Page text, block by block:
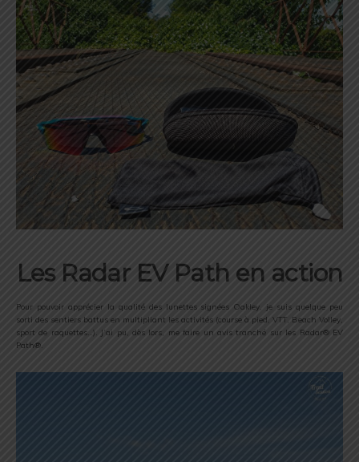
Les Radar EV Path en action
Pour pouvoir apprécier la qualité des lunettes signées Oakley, je suis quelque peu
sorti des sentiers battus en multipliant les activités (course à pied, VTT, Beach Volley,
sport de raquettes…). J’ai pu, dès lors, me faire un avis tranché sur les Radar® EV
Path®.